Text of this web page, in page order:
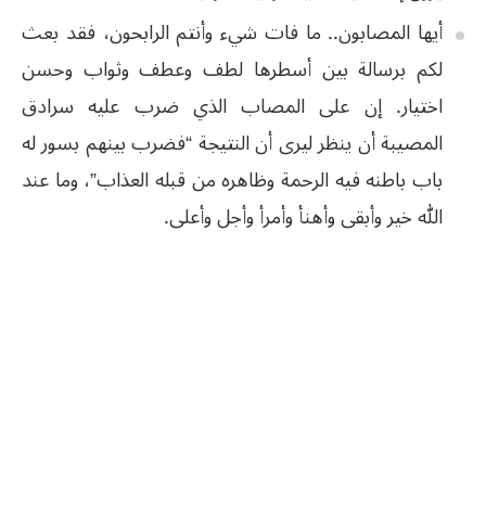
أيها المصابون.. ما فات شيء وأنتم الرابحون، فقد بعث
لكم برسالة بين أسطرها لطف وعطف وثواب وحسن
اختيار. إن على المصاب الذي ضرب عليه سرادق
المصيبة أن ينظر ليرى أن النتيجة “فضرب بينهم بسور له
باب باطنه فيه الرحمة وظاهره من قبله العذاب”، وما عند
الله خير وأبقى وأهنأ وأمرأ وأجل وأعلى.